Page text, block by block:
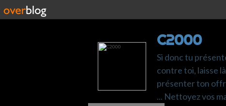
C2000
Si donc tu
contre toi, laisse
présenter ton
... Nettoyez vos